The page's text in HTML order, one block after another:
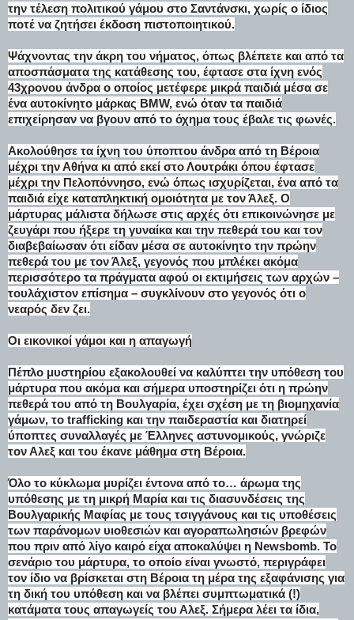
την τέλεση πολιτικού γάμου στο Σαντάνσκι, χωρίς ο ίδιος
ποτέ να ζητήσει έκδοση πιστοποιητικού.
Ψάχνοντας την άκρη του νήματος, όπως βλέπετε και από τα
αποσπάσματα της κατάθεσης του, έφτασε στα ίχνη ενός
43χρονου άνδρα ο οποίος μετέφερε μικρά παιδιά μέσα σε
ένα αυτοκίνητο μάρκας BMW, ενώ όταν τα παιδιά
επιχείρησαν να βγουν από το όχημα τους έβαλε τις φωνές.
Ακολούθησε τα ίχνη του ύποπτου άνδρα από τη Βέροια
μέχρι την Αθήνα κι από εκεί στο Λουτράκι όπου έφτασε
μέχρι την Πελοπόννησο, ενώ όπως ισχυρίζεται, ένα από τα
παιδιά είχε καταπληκτική ομοιότητα με τον Άλεξ. Ο
μάρτυρας μάλιστα δήλωσε στις αρχές ότι επικοινώνησε με
ζευγάρι που ήξερε τη γυναίκα και την πεθερά του και τον
διαβεβαίωσαν ότι είδαν μέσα σε αυτοκίνητο την πρώην
πεθερά του με τον Άλεξ, γεγονός που μπλέκει ακόμα
περισσότερο τα πράγματα αφού οι εκτιμήσεις των αρχών –
τουλάχιστον επίσημα – συγκλίνουν στο γεγονός ότι ο
νεαρός δεν ζει.
Οι εικονικοί γάμοι και η απαγωγή
Πέπλο μυστηρίου εξακολουθεί να καλύπτει την υπόθεση του
μάρτυρα που ακόμα και σήμερα υποστηρίζει ότι η πρώην
πεθερά του από τη Βουλγαρία, έχει σχέση με τη βιομηχανία
γάμων, το trafficking και την παιδεραστία και διατηρεί
ύποπτες συναλλαγές με Έλληνες αστυνομικούς, γνώριζε
τον Αλεξ και του έκανε μάθημα στη Βέροια.
Όλο το κύκλωμα μυρίζει έντονα από το… άρωμα της
υπόθεσης με τη μικρή Μαρία και τις διασυνδέσεις της
Βουλγαρικής Μαφίας με τους τσιγγάνους και τις υποθέσεις
των παράνομων υιοθεσιών και αγοραπωλησιών βρεφών
που πριν από λίγο καιρό είχα αποκαλύψει η Newsbomb. Το
σενάριο του μάρτυρα, το οποίο είναι γνωστό, περιγράφει
τον ίδιο να βρίσκεται στη Βέροια τη μέρα της εξαφάνισης για
τη δική του υπόθεση και να βλέπει συμπτωματικά (!)
κατάματα τους απαγωγείς του Αλεξ. Σήμερα λέει τα ίδια,